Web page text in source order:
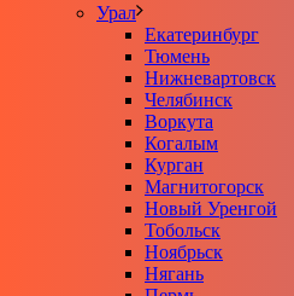
Урал
Екатеринбург
Тюмень
Нижневартовск
Челябинск
Воркута
Когалым
Курган
Магнитогорск
Новый Уренгой
Тобольск
Ноябрьск
Нягань